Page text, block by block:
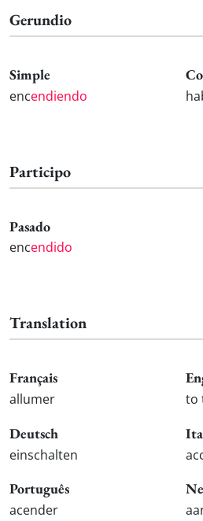
Gerundio
Simple
encendiendo
Participo
Pasado
encendido
Translation
Français
allumer to
Deutsch
einschalten
Português
acender